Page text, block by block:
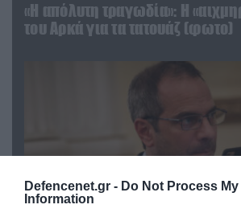
Defencenet.gr - Do Not Process My
Information
«Η απόλυτη τραγωδία»: Η
του Αρκά για τα τατουάζ (φωτο)